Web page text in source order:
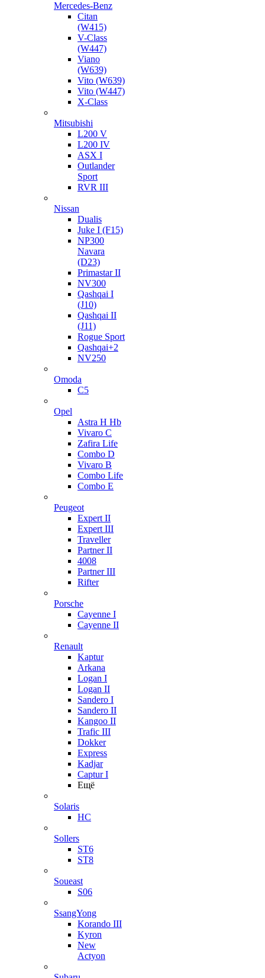
Mercedes-Benz
Citan
(W415)
V-Class
(W447)
Viano
(W639)
Vito (W639)
Vito (W447)
X-Class
Mitsubishi
L200 V
L200 IV
ASX I
Outlander
Sport
RVR III
Nissan
Dualis
Juke I (F15)
NP300
Navara
(D23)
Primastar II
NV300
Qashqai I
(J10)
Qashqai II
(J11)
Rogue Sport
Qashqai+2
NV250
Omoda
C5
Opel
Astra H Hb
Vivaro C
Zafira Life
Combo D
Vivaro B
Combo Life
Combo E
Peugeot
Expert II
Expert III
Traveller
Partner II
4008
Partner III
Rifter
Porsche
Cayenne I
Cayenne II
Renault
Kaptur
Arkana
Logan I
Logan II
Sandero I
Sandero II
Kangoo II
Trafic III
Dokker
Express
Kadjar
Captur I
Ещё
Solaris
HC
Sollers
ST6
ST8
Soueast
S06
SsangYong
Korando III
Kyron
New
Actyon